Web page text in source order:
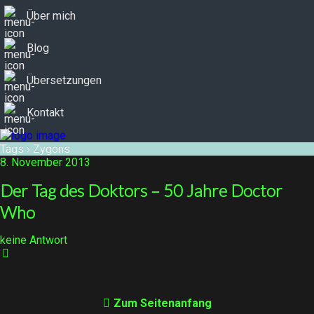
Über mich
Blog
Übersetzungen
Kontakt
Tags › Zygons
8. November 2013
Der Tag des Doktors – 50 Jahre Doctor
Who
keine Antwort
Zum Seitenanfang